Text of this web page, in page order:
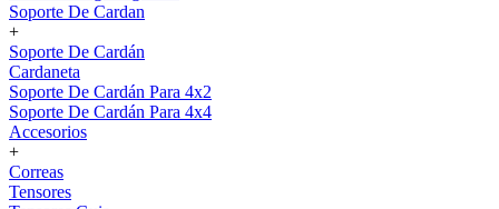
Soporte De Cardan
+
Soporte De Cardán
Cardaneta
Soporte De Cardán Para 4x2
Soporte De Cardán Para 4x4
Accesorios
+
Correas
Tensores